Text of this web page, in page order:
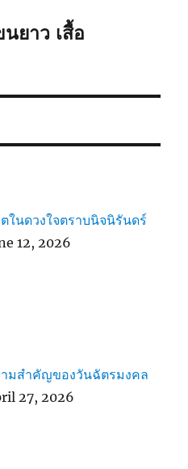
ยาว เสื้อ
ในดวงใจตราบนิจนิรันดร์
12, 2026
มสำคัญของวันฉัตรมงคล
27, 2026